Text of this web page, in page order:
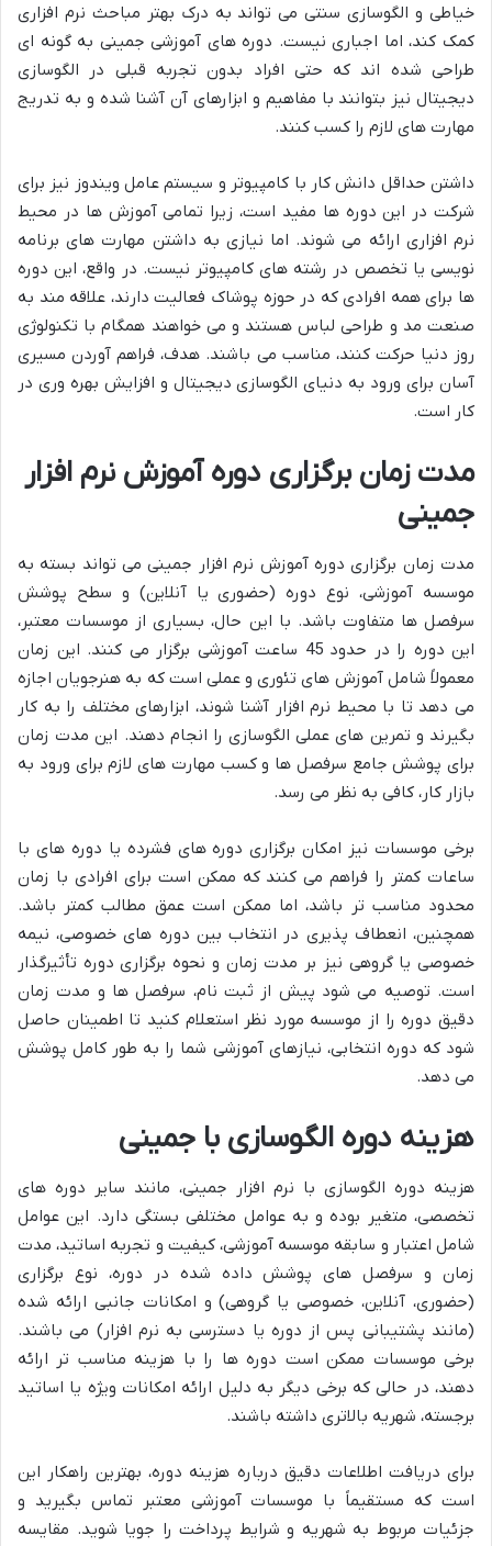
خیاطی و الگوسازی سنتی می تواند به درک بهتر مباحث نرم افزاری
کمک کند، اما اجباری نیست. دوره های آموزشی جمینی به گونه ای
طراحی شده اند که حتی افراد بدون تجربه قبلی در الگوسازی
دیجیتال نیز بتوانند با مفاهیم و ابزارهای آن آشنا شده و به تدریج
مهارت های لازم را کسب کنند.
داشتن حداقل دانش کار با کامپیوتر و سیستم عامل ویندوز نیز برای
شرکت در این دوره ها مفید است، زیرا تمامی آموزش ها در محیط
نرم افزاری ارائه می شوند. اما نیازی به داشتن مهارت های برنامه
نویسی یا تخصص در رشته های کامپیوتر نیست. در واقع، این دوره
ها برای همه افرادی که در حوزه پوشاک فعالیت دارند، علاقه مند به
صنعت مد و طراحی لباس هستند و می خواهند همگام با تکنولوژی
روز دنیا حرکت کنند، مناسب می باشند. هدف، فراهم آوردن مسیری
آسان برای ورود به دنیای الگوسازی دیجیتال و افزایش بهره وری در
کار است.
مدت زمان برگزاری دوره آموزش نرم افزار
جمینی
مدت زمان برگزاری دوره آموزش نرم افزار جمینی می تواند بسته به
موسسه آموزشی، نوع دوره (حضوری یا آنلاین) و سطح پوشش
سرفصل ها متفاوت باشد. با این حال، بسیاری از موسسات معتبر،
این دوره را در حدود 45 ساعت آموزشی برگزار می کنند. این زمان
معمولاً شامل آموزش های تئوری و عملی است که به هنرجویان اجازه
می دهد تا با محیط نرم افزار آشنا شوند، ابزارهای مختلف را به کار
بگیرند و تمرین های عملی الگوسازی را انجام دهند. این مدت زمان
برای پوشش جامع سرفصل ها و کسب مهارت های لازم برای ورود به
بازار کار، کافی به نظر می رسد.
برخی موسسات نیز امکان برگزاری دوره های فشرده یا دوره های با
ساعات کمتر را فراهم می کنند که ممکن است برای افرادی با زمان
محدود مناسب تر باشد، اما ممکن است عمق مطالب کمتر باشد.
همچنین، انعطاف پذیری در انتخاب بین دوره های خصوصی، نیمه
خصوصی یا گروهی نیز بر مدت زمان و نحوه برگزاری دوره تأثیرگذار
است. توصیه می شود پیش از ثبت نام، سرفصل ها و مدت زمان
دقیق دوره را از موسسه مورد نظر استعلام کنید تا اطمینان حاصل
شود که دوره انتخابی، نیازهای آموزشی شما را به طور کامل پوشش
می دهد.
هزینه دوره الگوسازی با جمینی
هزینه دوره الگوسازی با نرم افزار جمینی، مانند سایر دوره های
تخصصی، متغیر بوده و به عوامل مختلفی بستگی دارد. این عوامل
شامل اعتبار و سابقه موسسه آموزشی، کیفیت و تجربه اساتید، مدت
زمان و سرفصل های پوشش داده شده در دوره، نوع برگزاری
(حضوری، آنلاین، خصوصی یا گروهی) و امکانات جانبی ارائه شده
(مانند پشتیبانی پس از دوره یا دسترسی به نرم افزار) می باشند.
برخی موسسات ممکن است دوره ها را با هزینه مناسب تر ارائه
دهند، در حالی که برخی دیگر به دلیل ارائه امکانات ویژه یا اساتید
برجسته، شهریه بالاتری داشته باشند.
برای دریافت اطلاعات دقیق درباره هزینه دوره، بهترین راهکار این
است که مستقیماً با موسسات آموزشی معتبر تماس بگیرید و
جزئیات مربوط به شهریه و شرایط پرداخت را جویا شوید. مقایسه